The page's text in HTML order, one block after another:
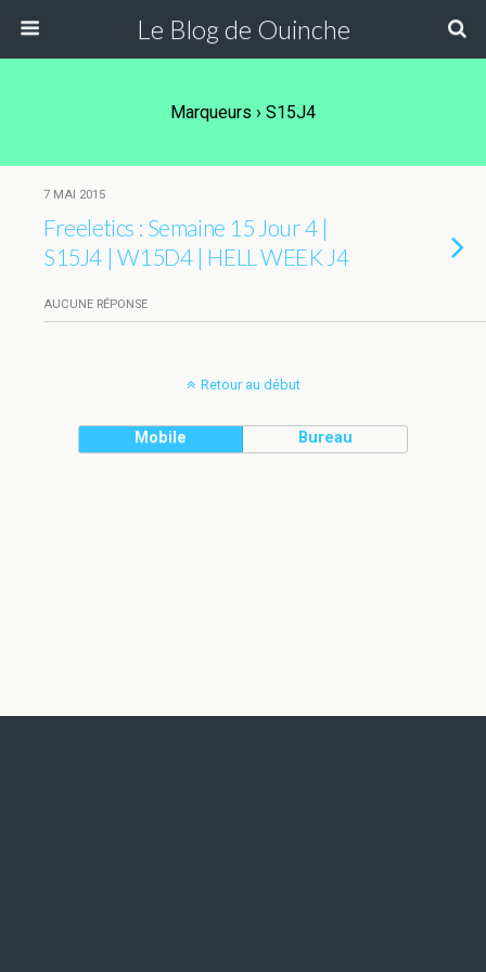
Le Blog de Ouinche
Marqueurs › S15J4
7 MAI 2015
Freeletics : Semaine 15 Jour 4 |
S15J4 | W15D4 | HELL WEEK J4
AUCUNE RÉPONSE
Retour au début
Mobile Bureau